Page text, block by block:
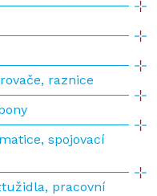
raznice
spojovací
pracovní